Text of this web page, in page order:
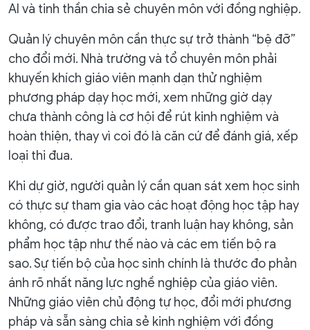
AI và tinh thần chia sẻ chuyên môn với đồng nghiệp.
Quản lý chuyên môn cần thực sự trở thành “bệ đỡ”
cho đổi mới. Nhà trường và tổ chuyên môn phải
khuyến khích giáo viên mạnh dạn thử nghiệm
phương pháp dạy học mới, xem những giờ dạy
chưa thành công là cơ hội để rút kinh nghiệm và
hoàn thiện, thay vì coi đó là căn cứ để đánh giá, xếp
loại thi đua.
Khi dự giờ, người quản lý cần quan sát xem học sinh
có thực sự tham gia vào các hoạt động học tập hay
không, có được trao đổi, tranh luận hay không, sản
phẩm học tập như thế nào và các em tiến bộ ra
sao. Sự tiến bộ của học sinh chính là thước đo phản
ánh rõ nhất năng lực nghề nghiệp của giáo viên.
Những giáo viên chủ động tự học, đổi mới phương
pháp và sẵn sàng chia sẻ kinh nghiệm với đồng